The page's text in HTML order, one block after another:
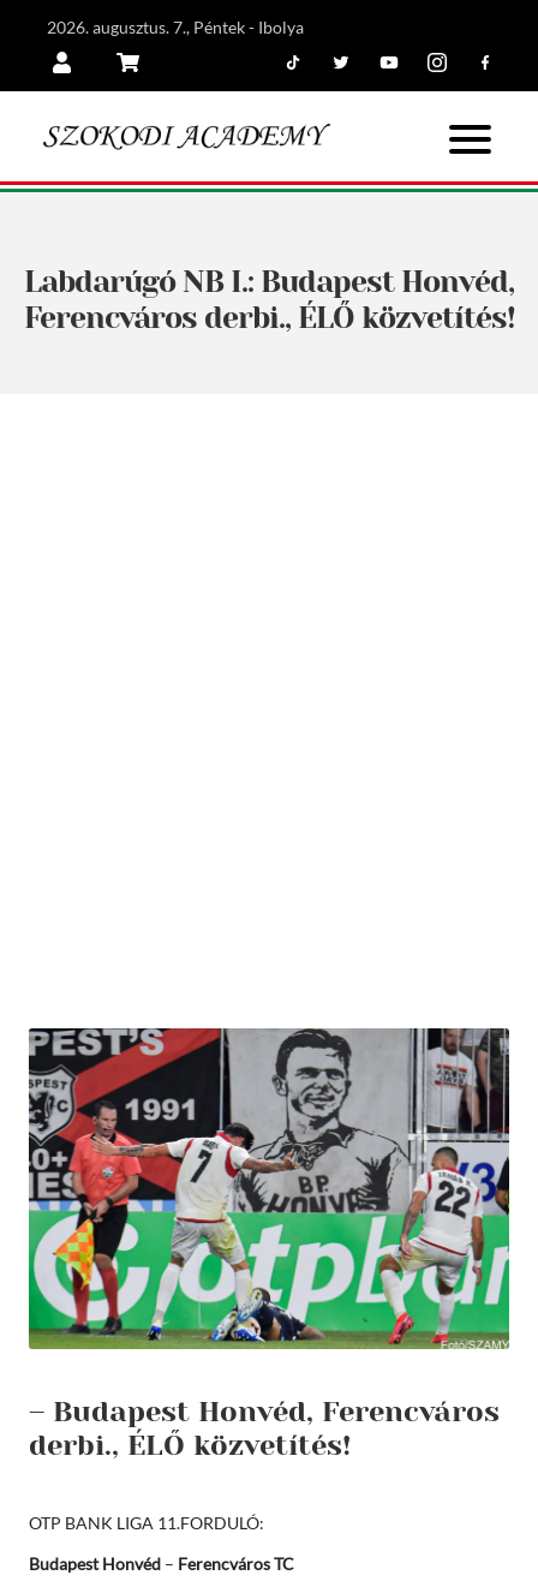
2026. augusztus. 7., Péntek - Ibolya
Labdarúgó NB I.: Budapest Honvéd,
Ferencváros derbi., ÉLŐ közvetítés!
– Budapest Honvéd, Ferencváros
derbi., ÉLŐ közvetítés!
OTP BANK LIGA 11.FORDULÓ:
Budapest Honvéd– Ferencváros TC